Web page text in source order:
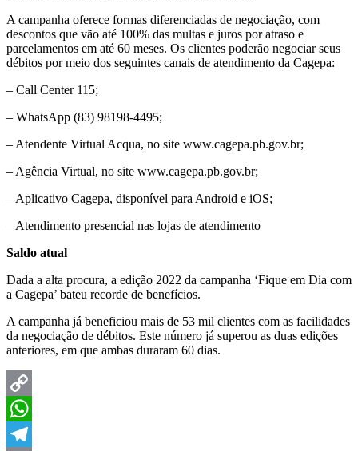
A campanha oferece formas diferenciadas de negociação, com
descontos que vão até 100% das multas e juros por atraso e
parcelamentos em até 60 meses. Os clientes poderão negociar seus
débitos por meio dos seguintes canais de atendimento da Cagepa:
– Call Center 115;
– WhatsApp (83) 98198-4495;
– Atendente Virtual Acqua, no site www.cagepa.pb.gov.br;
– Agência Virtual, no site www.cagepa.pb.gov.br;
– Aplicativo Cagepa, disponível para Android e iOS;
– Atendimento presencial nas lojas de atendimento
Saldo atual
Dada a alta procura, a edição 2022 da campanha ‘Fique em Dia com
a Cagepa’ bateu recorde de benefícios.
A campanha já beneficiou mais de 53 mil clientes com as facilidades
da negociação de débitos. Este número já superou as duas edições
anteriores, em que ambas duraram 60 dias.
Copy
Link
WhatsApp